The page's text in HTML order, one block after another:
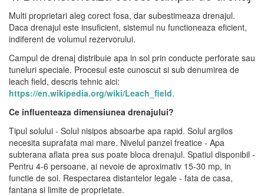
Multi proprietari aleg corect fosa, dar subestimeaza drenajul.
Daca drenajul este insuficient, sistemul nu functioneaza eficient,
indiferent de volumul rezervorului.
Campul de drenaj distribuie apa in sol prin conducte perforate sau
tuneluri speciale. Procesul este cunoscut si sub denumirea de
leach field, descris tehnic aici:
https://en.wikipedia.org/wiki/Leach_field.
Ce influenteaza dimensiunea drenajului?
Tipul solului - Solul nisipos absoarbe apa rapid. Solul argilos
necesita suprafata mai mare. Nivelul panzei freatice - Apa
subterana aflata prea sus poate bloca drenajul. Spatiul disponibil -
Pentru 4-6 persoane, ai nevoie de aproximativ 15-30 mp, in
functie de sol. Respectarea distantelor legale - fata de casa,
fantana si limite de proprietate.